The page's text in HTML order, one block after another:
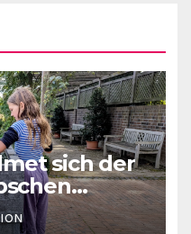
sich der